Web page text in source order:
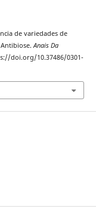
de variedades de
Antibiose.Anais Da
doi.org/10.37486/0301-